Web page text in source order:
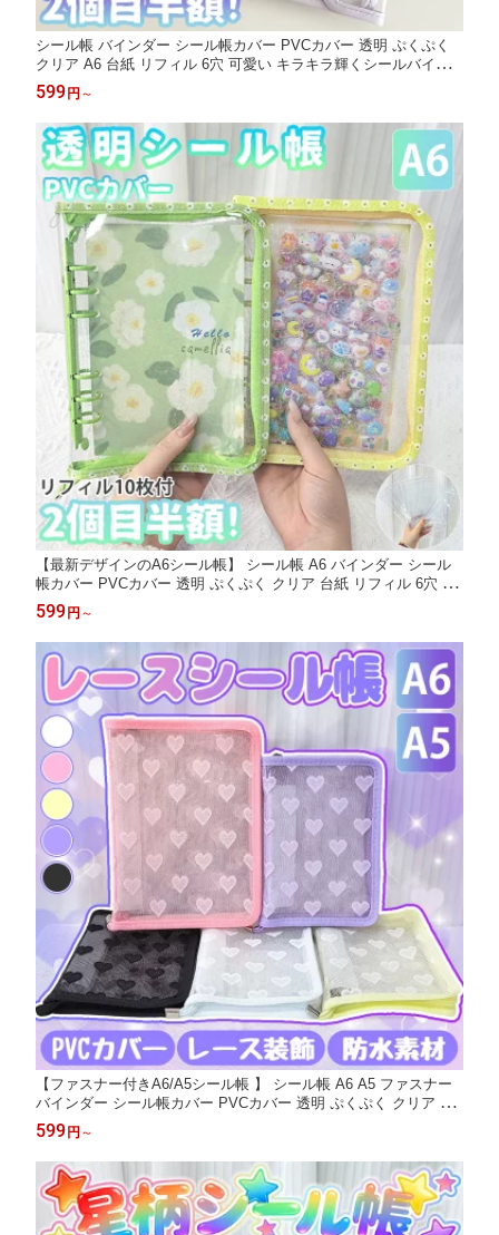
シール帳 バインダー シール帳カバー PVCカバー 透明 ぷくぷく
クリア A6 台紙 リフィル 6穴 可愛い キラキラ輝くシールバイン
ダー クリスマスプレゼント 透明シール帳 はがせるシール クリア
バインダー ミニサイズ 手帳 推し活グッズ カラフル 持ち運び便利
全透明 リフィル
599 円 ～
【最新デザインのA6シール帳】 シール帳 A6 バインダー シール
帳カバー PVCカバー 透明 ぷくぷく クリア 台紙 リフィル 6穴 可
愛い キラキラ輝くシールバインダー クリスマスプレゼント 透明
シール帳 はがせるシール クリアバインダー ミニサイズ 手帳 推し
活グッズ カラフル
599 円 ～
【ファスナー付きA6/A5シール帳 】 シール帳 A6 A5 ファスナー
バインダー シール帳カバー PVCカバー 透明 ぷくぷく クリア 台
紙 リフィル 6穴 可愛い キラキラ輝くシールバインダー クリスマ
スプレゼント 透明シール帳 はがせるシール クリアバインダー ミ
ニサイズ 手帳
599 円 ～